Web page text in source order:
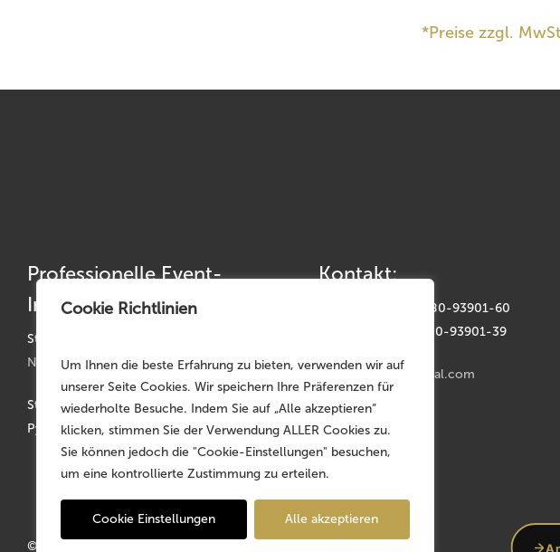
Cookie Richtlinien
Um Ihnen die beste Erfahrung zu bieten, verwenden wir auf
unserer Seite Cookies. Wir speichern Ihre Präferenzen für
wiederholte Besuche. Indem Sie auf „Alle akzeptieren“
klicken, stimmen Sie der Verwendung ALLER Cookies zu.
Sie können jedoch die "Cookie-Einstellungen" besuchen,
um eine kontrollierte Zustimmung zu erteilen.
Cookie Einstellungen Alle akzeptieren
*Preise zzgl.
Professionelle Event-
Infrastruktur
Standorte:
Nürnberg | München | Köln | Hannover
Stammsitz: Faber-Castell-Str. 11-20, D-90602
Pyrbaum
Kontakt:
Telefon: +49 (0) 9180-93901-60
Telefax: +49 (0) 9180-93901-39
germany@mojorental.com
© 2026 MOJO Rental Germany – Part of the